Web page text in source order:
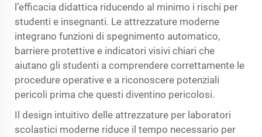
l’efficacia didattica riducendo al minimo i rischi per
studenti e insegnanti. Le attrezzature moderne
integrano funzioni di spegnimento automatico,
barriere protettive e indicatori visivi chiari che
aiutano gli studenti a comprendere correttamente le
procedure operative e a riconoscere potenziali
pericoli prima che questi diventino pericolosi.
Il design intuitivo delle attrezzature per laboratori
scolastici moderne riduce il tempo necessario per